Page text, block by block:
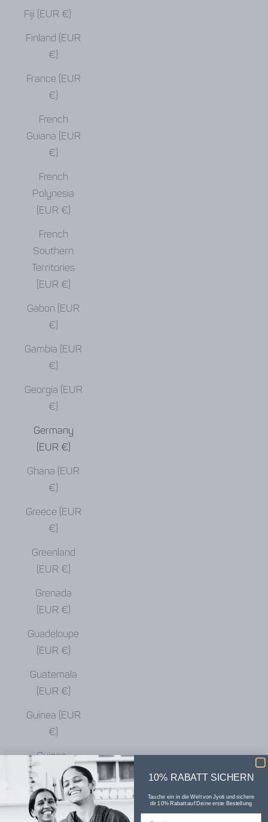
Fiji (EUR €)
Finland (EUR
€)
France (EUR
€)
French
Guiana (EUR
€)
French
Polynesia
(EUR €)
French
Southern
Territories
(EUR €)
Gabon (EUR
€)
Gambia (EUR
€)
Georgia (EUR
€)
Germany
(EUR €)
Ghana (EUR
€)
Greece (EUR
€)
Greenland
(EUR €)
Grenada
(EUR €)
Guadeloupe
(EUR €)
Guatemala
(EUR €)
Guinea (EUR
€)
Guinea-
Bissau (EUR
€)
Guyana (EUR
10% RABATT SICHERN
Tauche ein in die Welt von Jyoti und sichere
dir 10% Rabatt auf Deine erste Bestellung